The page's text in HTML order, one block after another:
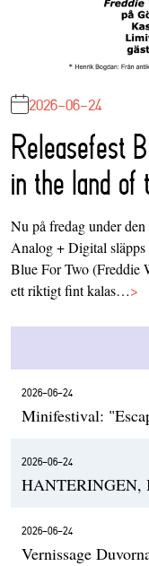
2026-06-24
Releasefest
in the land of
Nu på fredag under
Analog + Digital
Blue For Two (Freddie
ett riktigt fint kalas…>
2026-06-24
Minifestival:
2026-06-24
HANTERINGEN,
2026-06-24
Vernissage